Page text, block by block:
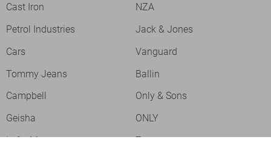
Cast Iron
NZA
Petrol Industries
Jack & Jones
Cars
Vanguard
Tommy Jeans
Ballin
Campbell
Only & Sons
Geisha
ONLY
Lofty Manner
Zoso